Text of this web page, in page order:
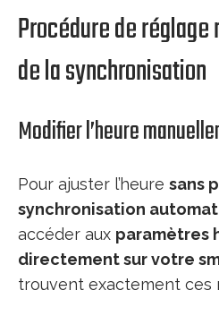
Procédure de
de la synchronisation
Modifier l’heure
Pour ajuster l’heure sans
synchronisation
accéder aux paramètres
directement sur votre
trouvent exactement ces